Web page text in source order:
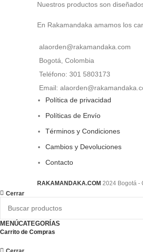
Nuestros productos son
En Rakamandaka amamos los
alaorden@rakamandaka.com
Bogotá, Colombia
Teléfono: 301 5803173
Email:
Política de privacidad
Políticas de Envío
Términos y Condiciones
Cambios y Devoluciones
Contacto
RAKAMANDAKA.COM 2024 Bogotá -
Cerrar
MENÚCATEGORÍAS
Carrito de Compras
Cerrar